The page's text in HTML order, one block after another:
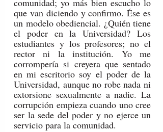
comunidad; yo más bien escucho lo
que van diciendo y confirmo. Ése es
un modelo obediencial. ¿Quién tiene
el poder en la Universidad? Los
estudiantes y los profesores; no el
rector ni la institución. Yo me
corrompería si creyera que sentado
en mi escritorio soy el poder de la
Universidad, aunque no robe nada ni
extorsione sexualmente a nadie. La
corrupción empieza cuando uno cree
ser la sede del poder y no ejerce un
servicio para la comunidad.